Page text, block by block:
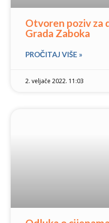
Otvoren poziv za
Grada Zaboka
PROČITAJ VIŠE »
2. veljače 2022. 11:03